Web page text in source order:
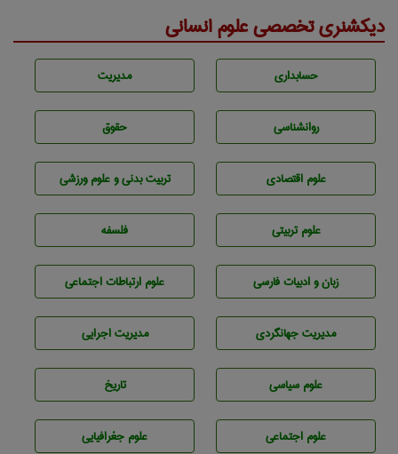
دیکشنری تخصصی علوم انسانی
حسابداری مديريت
روانشناسی حقوق
علوم اقتصادی تربيت بدنی و علوم ورزشی
علوم تربيتی فلسفه
زبان و ادبيات فارسی علوم ارتباطات اجتماعی
مديريت جهانگردی مديريت اجرايی
علوم سياسی تاريخ
علوم اجتماعی علوم جغرافيايی